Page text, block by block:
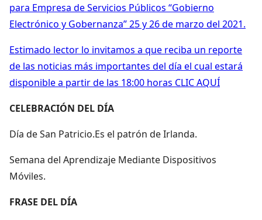
para Empresa de Servicios Públicos “Gobierno
Electrónico y Gobernanza” 25 y 26 de marzo del 2021.
Estimado lector lo invitamos a que reciba un reporte
de las noticias más importantes del día el cual estará
disponible a partir de las 18:00 horas CLIC AQUÍ
CELEBRACIÓN DEL DÍA
Día de San Patricio.Es el patrón de Irlanda.
Semana del Aprendizaje Mediante Dispositivos
Móviles.
FRASE DEL DÍA